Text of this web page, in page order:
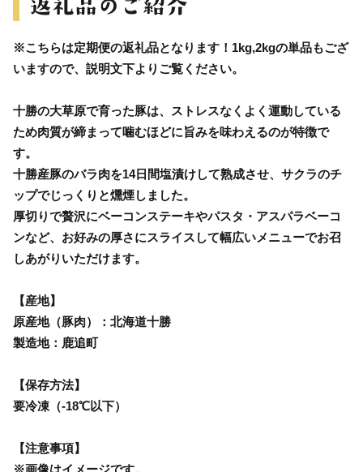
※こちらは定期便の返礼品となります！1kg,2kgの単品もござ
いますので、説明文下よりご覧ください。
十勝の大草原で育った豚は、ストレスなくよく運動している
ため肉質が締まって噛むほどに旨みを味わえるのが特徴で
す。
十勝産豚のバラ肉を14日間塩漬けして熟成させ、サクラのチ
ップでじっくりと燻煙しました。
厚切りで贅沢にベーコンステーキやパスタ・アスパラベーコ
ンなど、お好みの厚さにスライスして幅広いメニューでお召
しあがりいただけます。
【産地】
原産地（豚肉）：北海道十勝
製造地：鹿追町
【保存方法】
要冷凍（-18℃以下）
【注意事項】
※画像はイメージです。